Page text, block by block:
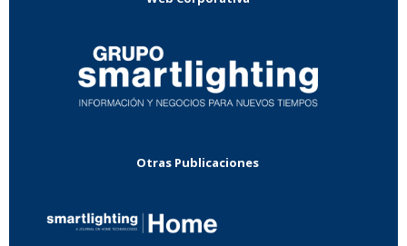
Otras Publicaciones